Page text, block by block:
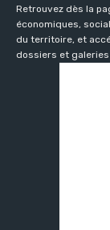
Retrouvez dès la
économiques,
du territoire, et
dossiers et